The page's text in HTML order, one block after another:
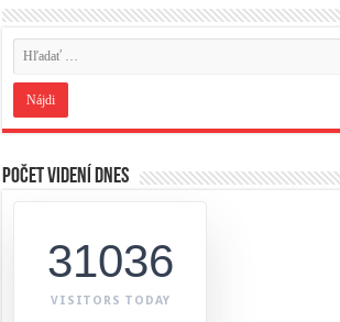
Počet videní dnes
31036
VISITORS TODAY